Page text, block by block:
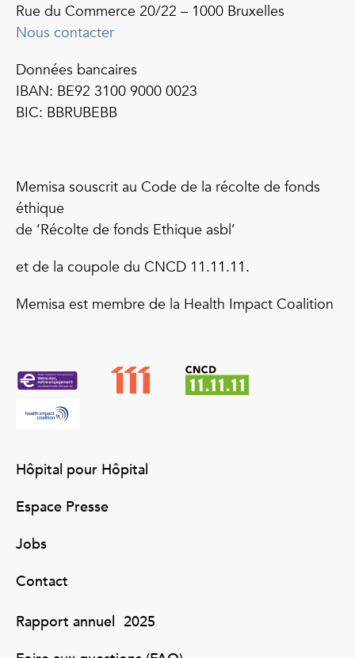
Rue du Commerce 20/22 – 1000 Bruxelles
Nous contacter
Données bancaires
IBAN: BE92 3100 9000 0023
BIC: BBRUBEBB
Memisa souscrit au Code de la récolte de fonds
éthique
de ‘Récolte de fonds Ethique asbl’
et de la coupole du CNCD 11.11.11.
Memisa est membre de la Health Impact Coalition
Hôpital pour Hôpital
Espace Presse
Jobs
Contact
Rapport annuel 2025